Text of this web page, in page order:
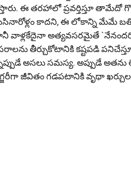
ఈ తరహాలో ప్రవర్తిస్తూ
కాదని, ఈ లోకాన్ని మేమే
వాళ్లకేదైనా అత్యవసరమైతే
తీర్చుకోటానికి కష్టపడి
అసలు సమస్య. అప్పుడే అతను
జీవితం గడపటానికి వృథా